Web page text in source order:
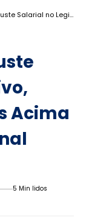
Benefícios Acima do Teto Constitucional
Acima
5 Min lidos